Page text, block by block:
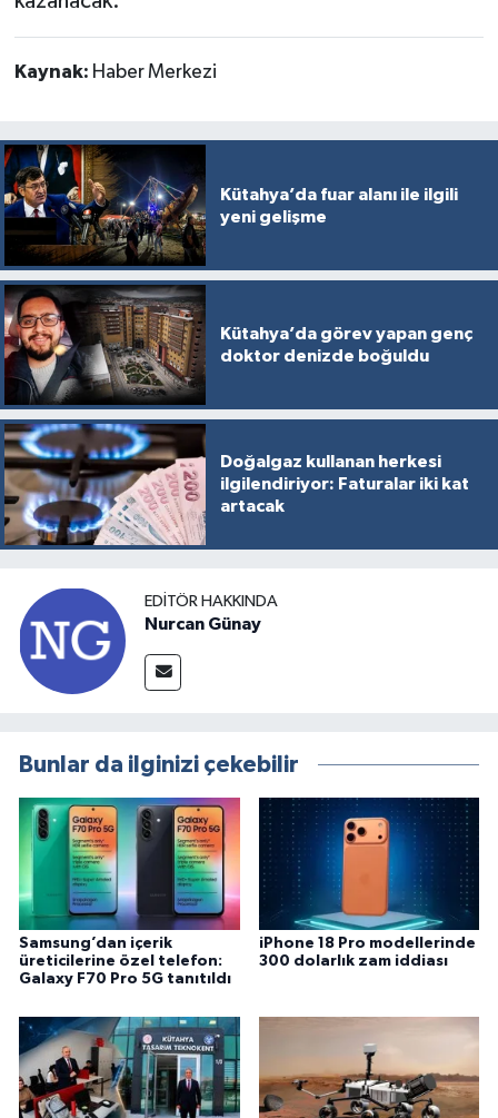
Kaynak: Haber Merkezi
Kütahya’da fuar alanı ile ilgili
yeni gelişme
Kütahya’da görev yapan genç
doktor denizde boğuldu
Doğalgaz kullanan herkesi
ilgilendiriyor: Faturalar iki kat
artacak
EDITÖR HAKKINDA
Nurcan Günay
Bunlar da ilginizi çekebilir
Samsung’dan içerik
üreticilerine özel telefon:
Galaxy F70 Pro 5G tanıtıldı
iPhone 18 Pro modellerinde
300 dolarlık zam iddiası